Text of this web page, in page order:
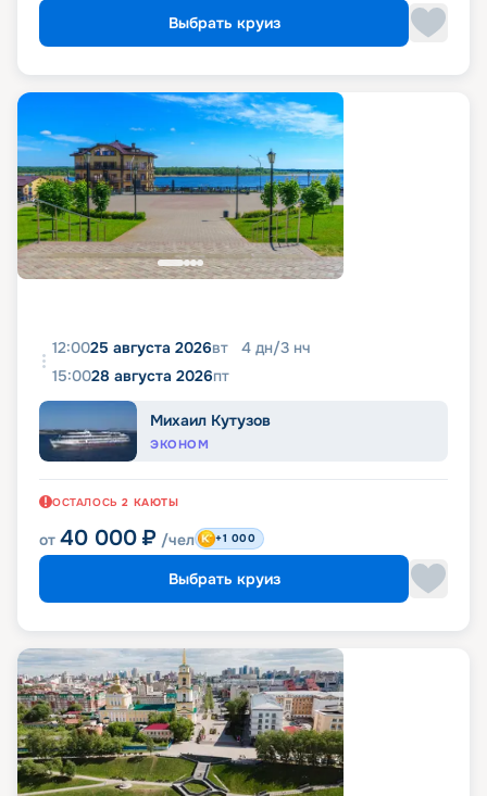
Выбрать круиз
12:0025 августа 2026вт 4 дн/3 нч
15:0028 августа 2026пт
Михаил Кутузов
ЭКОНОМ
ОСТАЛОСЬ 2 КАЮТЫ
от 40 000 ₽ /чел +1 000
Выбрать круиз